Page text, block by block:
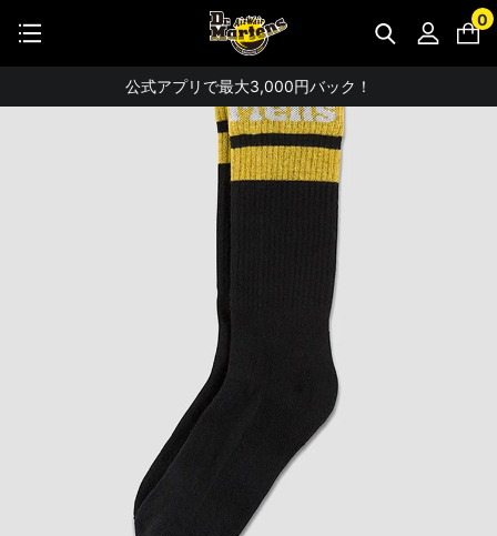
0
【お知らせ】佐川急便：熊本地震にともなう配送への影響について
STUDENT DISCOUNTで5%OFF！
公式アプリで最大3,000円バック！
【重要】パスワード再設定のお願い
【重要なお知らせ】偽サイトにご注意ください。
お友達にポイントをプレゼントできる機能が新登場！
会員特典に2000円・3000円OFFが新登場！
ドクターマーチン製品のコピー品にご注意ください。
ドクターマーチン公式アプリをダウンロード！
11,000円以上で送料無料・サイズ交換無料